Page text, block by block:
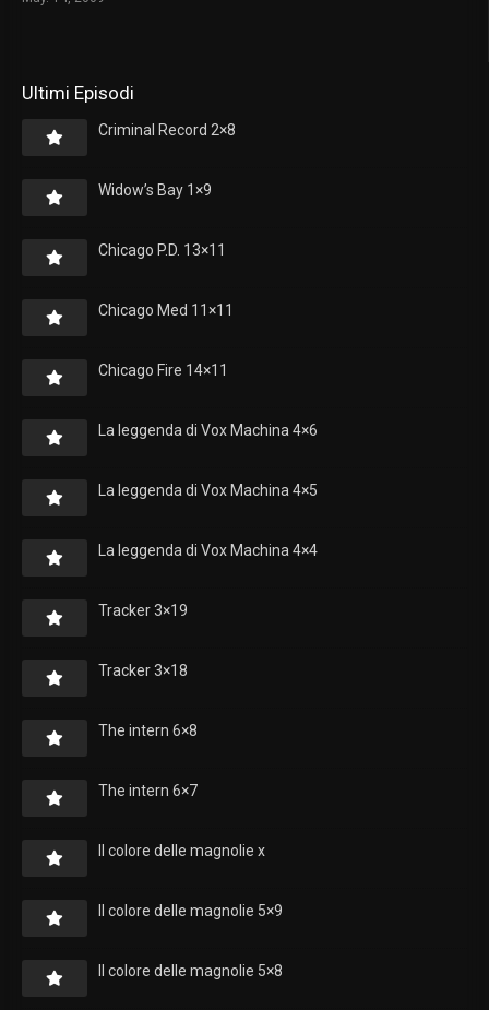
Ultimi Episodi
Criminal Record 2×8
Widow’s Bay 1×9
Chicago P.D. 13×11
Chicago Med 11×11
Chicago Fire 14×11
La leggenda di Vox Machina 4×6
La leggenda di Vox Machina 4×5
La leggenda di Vox Machina 4×4
Tracker 3×19
Tracker 3×18
The intern 6×8
The intern 6×7
Il colore delle magnolie x
Il colore delle magnolie 5×9
Il colore delle magnolie 5×8